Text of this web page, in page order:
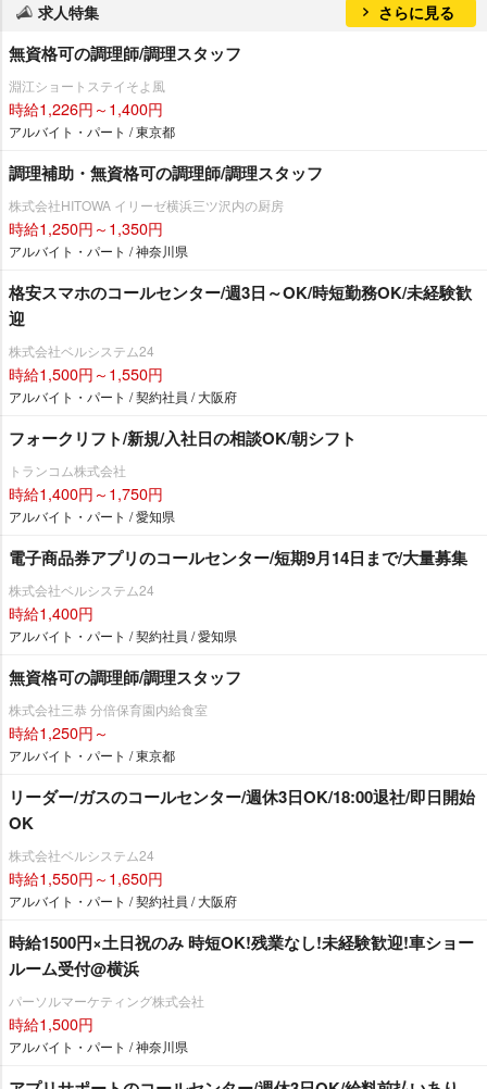
求人特集 さらに見る
無資格可の調理師/調理スタッフ
淵江ショートステイそよ風
時給1,226円～1,400円
アルバイト・パート / 東京都
調理補助・無資格可の調理師/調理スタッフ
株式会社HITOWA イリーゼ横浜三ツ沢内の厨房
時給1,250円～1,350円
アルバイト・パート / 神奈川県
格安スマホのコールセンター/週3日～OK/時短勤務OK/未経験歓
迎
株式会社ベルシステム24
時給1,500円～1,550円
アルバイト・パート / 契約社員 / 大阪府
フォークリフト/新規/入社日の相談OK/朝シフト
トランコム株式会社
時給1,400円～1,750円
アルバイト・パート / 愛知県
電子商品券アプリのコールセンター/短期9月14日まで/大量募集
株式会社ベルシステム24
時給1,400円
アルバイト・パート / 契約社員 / 愛知県
無資格可の調理師/調理スタッフ
株式会社三恭 分倍保育園内給食室
時給1,250円～
アルバイト・パート / 東京都
リーダー/ガスのコールセンター/週休3日OK/18:00退社/即日開始
OK
株式会社ベルシステム24
時給1,550円～1,650円
アルバイト・パート / 契約社員 / 大阪府
時給1500円×土日祝のみ 時短OK!残業なし!未経験歓迎!車ショー
ルーム受付@横浜
パーソルマーケティング株式会社
時給1,500円
アルバイト・パート / 神奈川県